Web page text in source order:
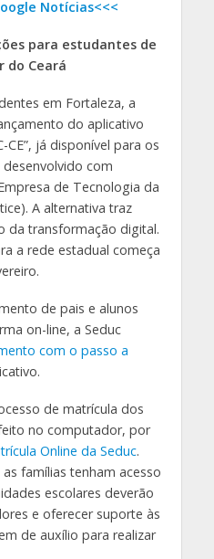
Notícias<<<
para estudantes de
do Ceará
em Fortaleza, a
do aplicativo
CE”, já disponível para os
desenvolvido com
de Tecnologia da
A alternativa traz
da transformação digital.
a rede estadual começa
de pais e alunos
on-line, a Seduc
com o passo a
de matrícula dos
no computador, por
Online da Seduc.
famílias tenham acesso
escolares deverão
e oferecer suporte às
de auxílio para realizar